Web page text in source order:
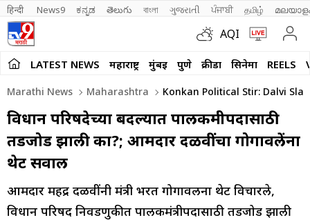
हिन्दी News9 ಕನ್ನಡ తెలుగు বাংলা ગુજરાતી ਪੰਜਾਬੀ தமிழ்
AQI
LATEST NEWS महाराष्ट्र मुंबई पुणे क्रीडा सिनेमा REELS
Marathi News Maharashtra Konkan Political Stir: Dalvi
विधान परिषदेच्या बदल्यात पालकमंत्रीपदासाठी
तडजोड झाली का?; आमदार दळवींचा गोगावलेंना
थेट सवाल
आमदार महेंद्र दळवींनी मंत्री भरत गोगावलेंना थेट विचारले,
विधान परिषद निवडणुकीत पालकमंत्रीपदासाठी तडजोड झाली